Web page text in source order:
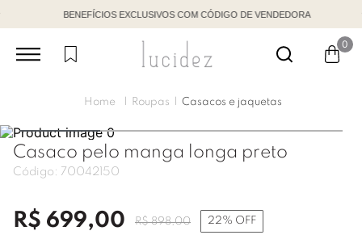
BENEFÍCIOS EXCLUSIVOS COM CÓDIGO DE VENDEDORA
0
Roupas Casacos e jaquetas
Casaco pelo manga longa preto
Código: 70042150
R$ 699,00 R$ 898,00 22% OFF